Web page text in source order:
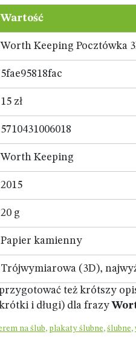
Wartość
Worth Keeping Pocztówka
5fae95818fac
15 zł
5710431006018
Worth Keeping
2015
20 g
Papier kamienny
Trójwymiarowa (3D),
też krótszy
i długi) dla frazy
na ślub, plakaty ślubne, ślubne,